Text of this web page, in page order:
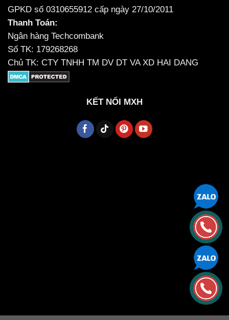
GPKD số 0310655912 cấp ngày 27/10/2011
Thanh Toán:
Ngân hàng Techcombank
Số TK: 179268268
Chủ TK: CTY TNHH TM DV DT VA XD HAI DANG
KẾT NỐI MXH